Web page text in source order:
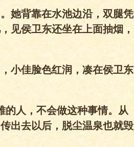
她背靠在水池边沿，双腿凭
见侯卫东还坐在上面抽烟，
小佳脸色红润，凑在侯卫东
的人，不会做这种事情。从
出去以后，脱尘温泉也就毁